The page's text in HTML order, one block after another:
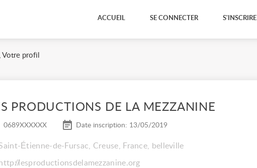
ACCUEIL SE CONNECTER S'INSCRIRE
Votre profil
PRODUCTIONS DE LA MEZZANINE
0689XXXXXX Date inscription: 13/05/2019
Étienne-de-Fursac, Creuse, France, belleville
http://lesproductionsdelamezzanine.org